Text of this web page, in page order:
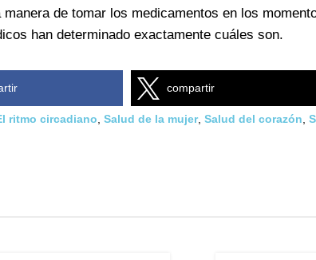
manera de tomar los medicamentos en los
han determinado exactamente cuáles son.
compartir
ritmo circadiano Salud de la mujer, Salud del corazón